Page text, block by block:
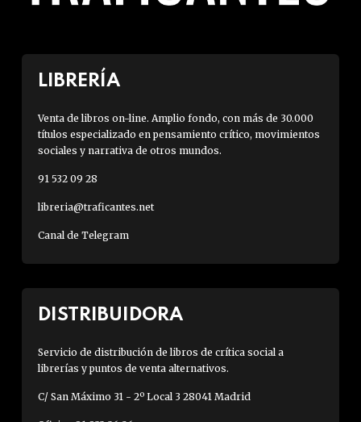
LIBRERÍA
Venta de libros on-line. Amplio fondo, con más de 30.000
títulos especializado en pensamiento crítico, movimientos
sociales y narrativa de otros mundos.
91 532 09 28
libreria@traficantes.net
Canal de Telegram
DISTRIBUIDORA
Servicio de distribución de libros de crítica social a
librerías y puntos de venta alternativos.
C/ San Máximo 31 - 2º Local 3 28041 Madrid